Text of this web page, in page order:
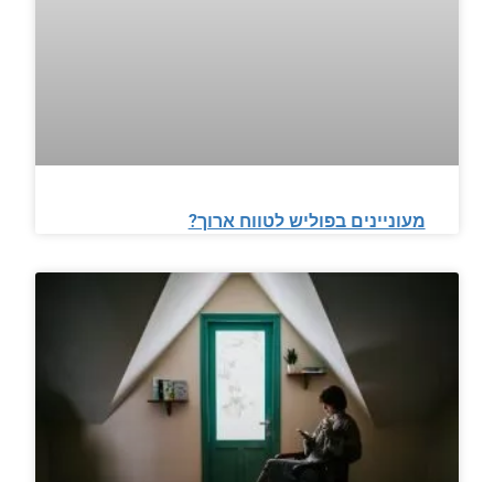
מעוניינים בפוליש לטווח ארוך?